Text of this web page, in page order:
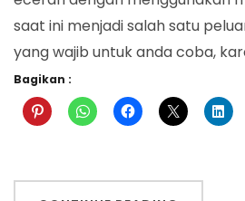
saat ini menjadi salah satu
yang wajib untuk anda coba,
Bagikan :